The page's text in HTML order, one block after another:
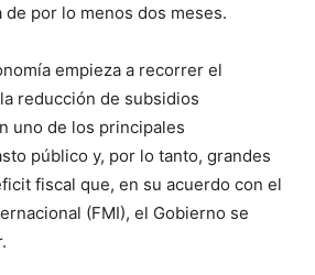
de por lo menos dos meses.
empieza a recorrer el
reducción de subsidios
uno de los principales
público y, por lo tanto, grandes
fiscal que, en su acuerdo con el
(FMI), el Gobierno se